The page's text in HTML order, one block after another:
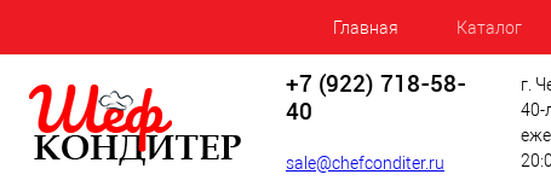
Главная Каталог
+7 (922) 718-58-
40
sale@chefconditer.ru
г.
40-